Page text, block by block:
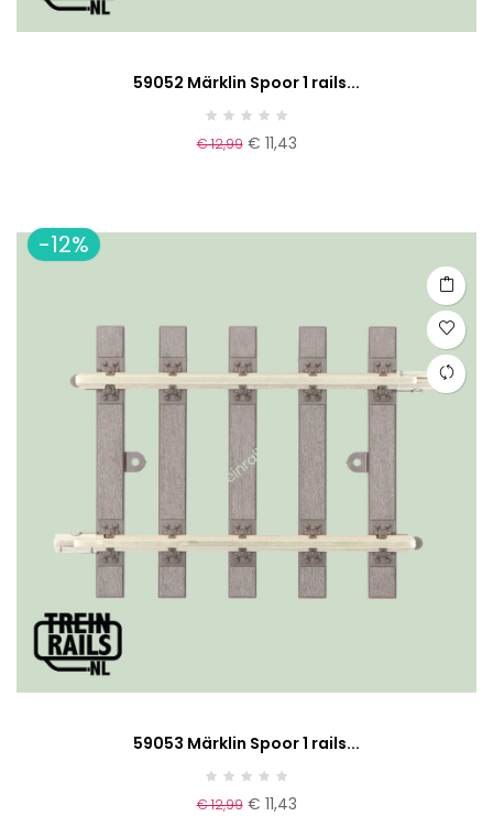
59052 Märklin Spoor 1 rails...
€ 12,99 € 11,43
-12%
59053 Märklin Spoor 1 rails...
€ 12,99 € 11,43